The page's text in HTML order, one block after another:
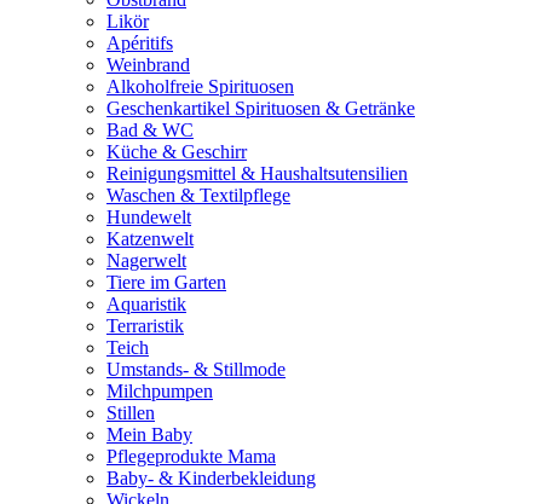
Likör
Apéritifs
Weinbrand
Alkoholfreie Spirituosen
Geschenkartikel Spirituosen & Getränke
Bad & WC
Küche & Geschirr
Reinigungsmittel & Haushaltsutensilien
Waschen & Textilpflege
Hundewelt
Katzenwelt
Nagerwelt
Tiere im Garten
Aquaristik
Terraristik
Teich
Umstands- & Stillmode
Milchpumpen
Stillen
Mein Baby
Pflegeprodukte Mama
Baby- & Kinderbekleidung
Wickeln